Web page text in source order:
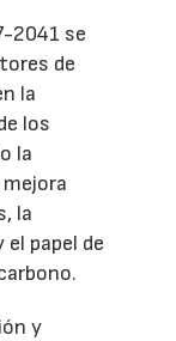
2041 se
de
la
los
la
la
papel de
y